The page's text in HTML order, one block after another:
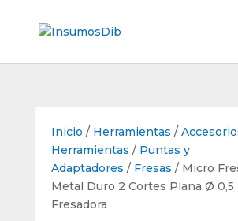
Inicio / Herramientas /
Herramientas / Puntas y
Adaptadores / Fresas / Micro
Metal Duro 2 Cortes Plana Ø 0,5
Fresadora